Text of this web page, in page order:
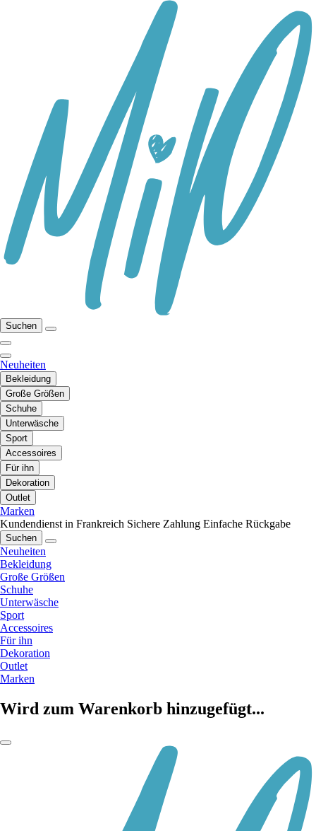
Suchen
Neuheiten
Bekleidung
Große Größen
Schuhe
Unterwäsche
Sport
Accessoires
Für ihn
Dekoration
Outlet
Marken
Kundendienst in Frankreich Sichere Zahlung Einfache Rückgabe
Suchen
Neuheiten
Bekleidung
Große Größen
Schuhe
Unterwäsche
Sport
Accessoires
Für ihn
Dekoration
Outlet
Marken
Wird zum Warenkorb hinzugefügt...